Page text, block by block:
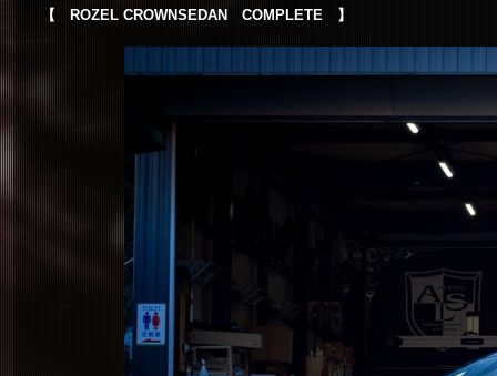
【 ROZEL CROWNSEDAN COMPLETE 】